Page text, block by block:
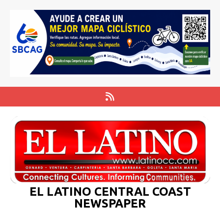
EL LATINO CENTRAL COAST
NEWSPAPER